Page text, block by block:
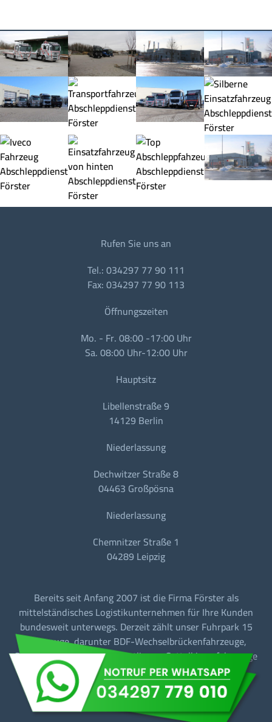
Rufen Sie uns an
Tel.: 034297 77 90 111
Fax: 034297 77 90 113
Öffnungszeiten
Mo. - Fr. 08:00 -17:00 Uhr
Sa. 08:00 Uhr-12:00 Uhr
Hauptsitz
Libellenstraße 9
14129 Berlin
Niederlassung
Dechwitzer Straße 8
04463 Großpösna
Niederlassung
Chemnitzer Straße 1
04289 Leipzig
Bereits seit Anfang 2007 ist die Firma Förster als
mittelständisches Logistikunternehmen für Ihre Kunden
bundesweit unterwegs. Derzeit zählt unser Fuhrpark 15
Fahrzeuge, darunter BDF-Wechselbrückenfahrzeuge,
Sattelzugmaschinen mit Tautliner + Sattelkipperfahrzeuge
für den Baustellen-/Linien-/Begegnungs- und
Fernverkehr.